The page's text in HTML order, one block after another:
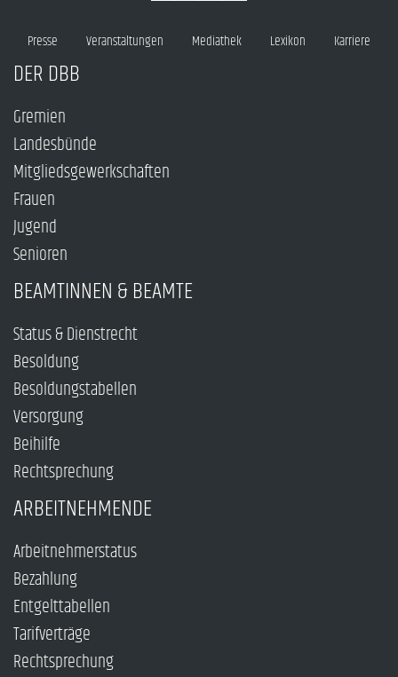
Presse Veranstaltungen Mediathek Lexikon Karriere
DER DBB
Gremien
Landesbünde
Mitgliedsgewerkschaften
Frauen
Jugend
Senioren
BEAMTINNEN & BEAMTE
Status & Dienstrecht
Besoldung
Besoldungstabellen
Versorgung
Beihilfe
Rechtsprechung
ARBEITNEHMENDE
Arbeitnehmerstatus
Bezahlung
Entgelttabellen
Tarifverträge
Rechtsprechung